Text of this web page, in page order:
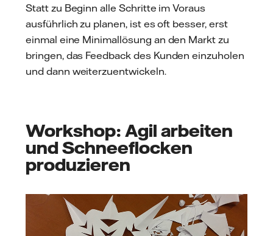
Statt zu Beginn alle Schritte im Voraus
ausführlich zu planen, ist es oft besser, erst
einmal eine Minimallösung an den Markt zu
bringen, das Feedback des Kunden einzuholen
und dann weiterzuentwickeln.
Workshop: Agil arbeiten
und Schneeflocken
produzieren